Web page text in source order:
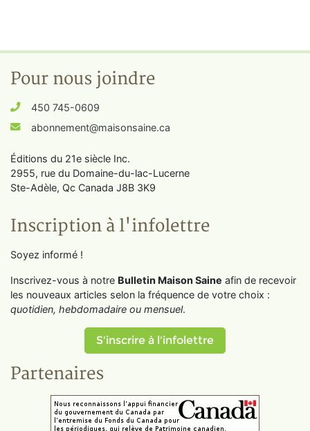
Pour nous joindre
450 745-0609
abonnement@maisonsaine.ca
Éditions du 21e siècle Inc.
2955, rue du Domaine-du-lac-Lucerne
Ste-Adèle, Qc Canada J8B 3K9
Inscription à l'infolettre
Soyez informé !
Inscrivez-vous à notre Bulletin Maison Saine afin de recevoir
les nouveaux articles selon la fréquence de votre choix :
quotidien, hebdomadaire ou mensuel.
S'inscrire à l'infolettre
Partenaires